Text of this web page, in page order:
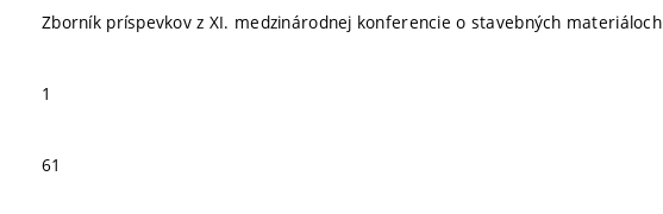
Zborník príspevkov z XI. medzinárodnej konferencie o stavebných materiáloch
1
61